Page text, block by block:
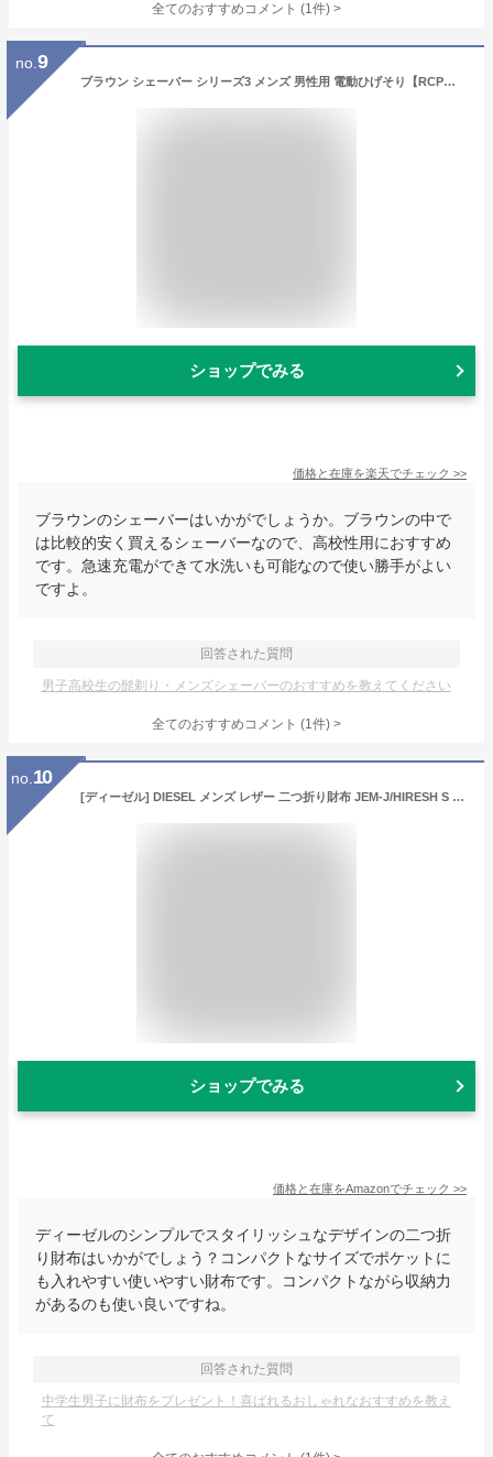
全てのおすすめコメント (1件) >
no. 9
ブラウン シェーバー シリーズ3 メンズ 男性用 電動ひげそり【RCP】BRAUN Series3 310S
ショップでみる
価格と在庫を楽天でチェック >>
ブラウンのシェーバーはいかがでしょうか。ブラウンの中で
は比較的安く買えるシェーバーなので、高校性用におすすめ
です。急速充電ができて水洗いも可能なので使い勝手がよい
ですよ。
回答された質問
男子高校生の髭剃り・メンズシェーバーのおすすめを教えてください
全てのおすすめコメント (1件) >
no. 10
[ディーゼル] DIESEL メンズ レザー 二つ折り財布 JEM-J/HIRESH S X03925 PR271 (ブラック (X03925 PR271 T8013)) [並行輸入品]
ショップでみる
価格と在庫をAmazonでチェック >>
ディーゼルのシンプルでスタイリッシュなデザインの二つ折
り財布はいかがでしょう？コンパクトなサイズでポケットに
も入れやすい使いやすい財布です。コンパクトながら収納力
があるのも使い良いですね。
回答された質問
中学生男子に財布をプレゼント！喜ばれるおしゃれなおすすめを教え
て